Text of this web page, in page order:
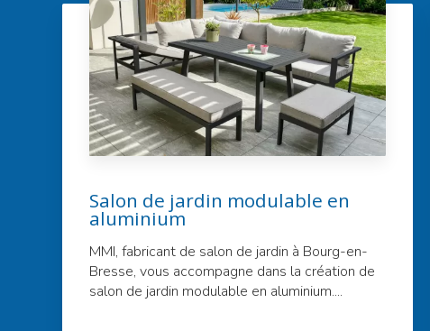
Salon de jardin modulable en
aluminium
MMI, fabricant de salon de jardin à Bourg-en-
Bresse, vous accompagne dans la création de
salon de jardin modulable en aluminium....